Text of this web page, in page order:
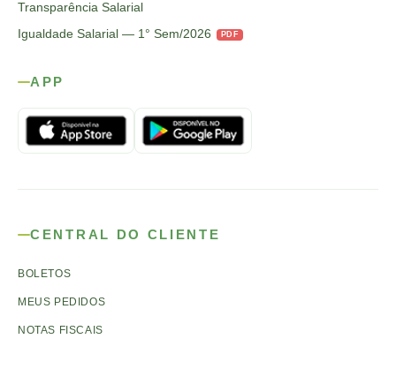
Transparência Salarial
Igualdade Salarial — 1° Sem/2026
PDF
APP
CENTRAL DO CLIENTE
BOLETOS
MEUS PEDIDOS
NOTAS FISCAIS